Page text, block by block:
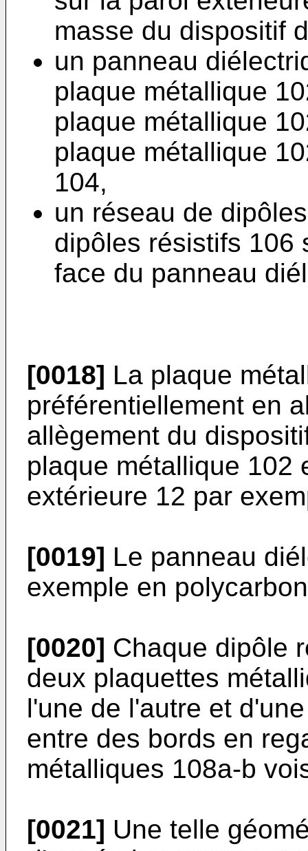
masse du dispositif
un panneau
plaque métallique
plaque métallique
plaque métallique
104,
un réseau de
dipôles résistifs 106
face du panneau
[0018] La plaque
préférentiellement en
allègement du
plaque métallique 102
extérieure 12 par
[0019] Le panneau
exemple en
[0020] Chaque dipôle
deux plaquettes
l'une de l'autre et
entre des bords en
métalliques 108a-b
[0021] Une telle